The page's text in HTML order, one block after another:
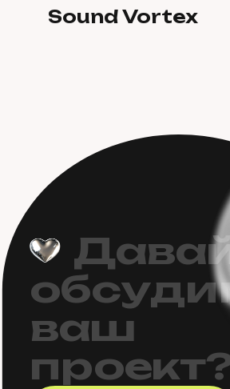
Sound Vortex
Дава
обсуди
ваш
проект